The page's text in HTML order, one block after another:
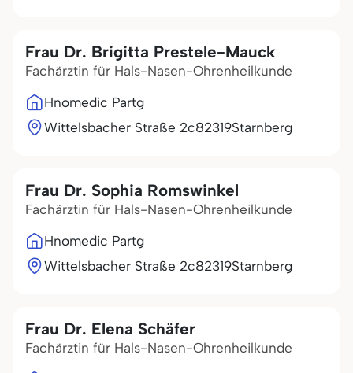
Frau Dr. Brigitta Prestele-Mauck
Fachärztin für Hals-Nasen-Ohrenheilkunde
Hnomedic Partg
Wittelsbacher Straße 2c82319Starnberg
Frau Dr. Sophia Romswinkel
Fachärztin für Hals-Nasen-Ohrenheilkunde
Hnomedic Partg
Wittelsbacher Straße 2c82319Starnberg
Frau Dr. Elena Schäfer
Fachärztin für Hals-Nasen-Ohrenheilkunde